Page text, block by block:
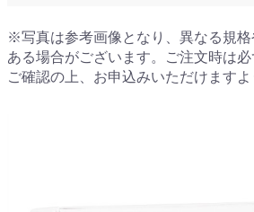
※写真は参考画像となり、異なる規
ある場合がございます。ご注文時は
ご確認の上、お申込みいただけますよ